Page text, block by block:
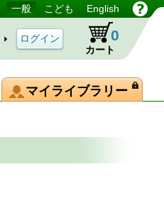
一般 こども English
カート
0
マイライブラリー